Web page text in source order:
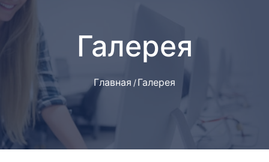
Галерея
Главная Галерея